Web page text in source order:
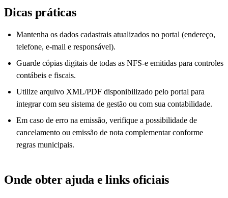
Dicas práticas
Mantenha os dados cadastrais atualizados no portal (endereço,
telefone, e-mail e responsável).
Guarde cópias digitais de todas as NFS-e emitidas para controles
contábeis e fiscais.
Utilize arquivo XML/PDF disponibilizado pelo portal para
integrar com seu sistema de gestão ou com sua contabilidade.
Em caso de erro na emissão, verifique a possibilidade de
cancelamento ou emissão de nota complementar conforme
regras municipais.
Onde obter ajuda e links oficiais